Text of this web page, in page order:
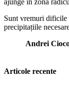
Sunt vremuri dificile
precipitațiile
Andrei
Articole recente